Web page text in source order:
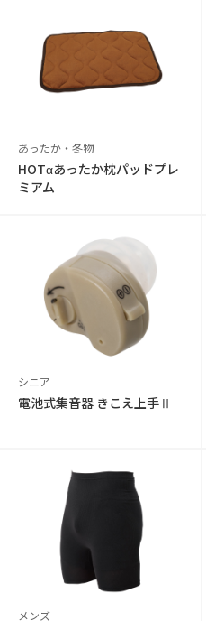
あったか・冬物
HOTαあったか枕パッドプレ
ミアム
シニア
電池式集音器 きこえ上手Ⅱ
メンズ